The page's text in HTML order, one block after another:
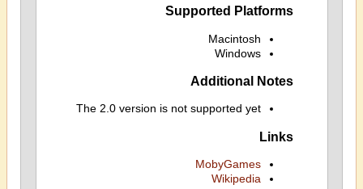
Supported Platforms
Macintosh
Windows
Additional Notes
The 2.0 version is not supported yet
Links
MobyGames
Wikipedia